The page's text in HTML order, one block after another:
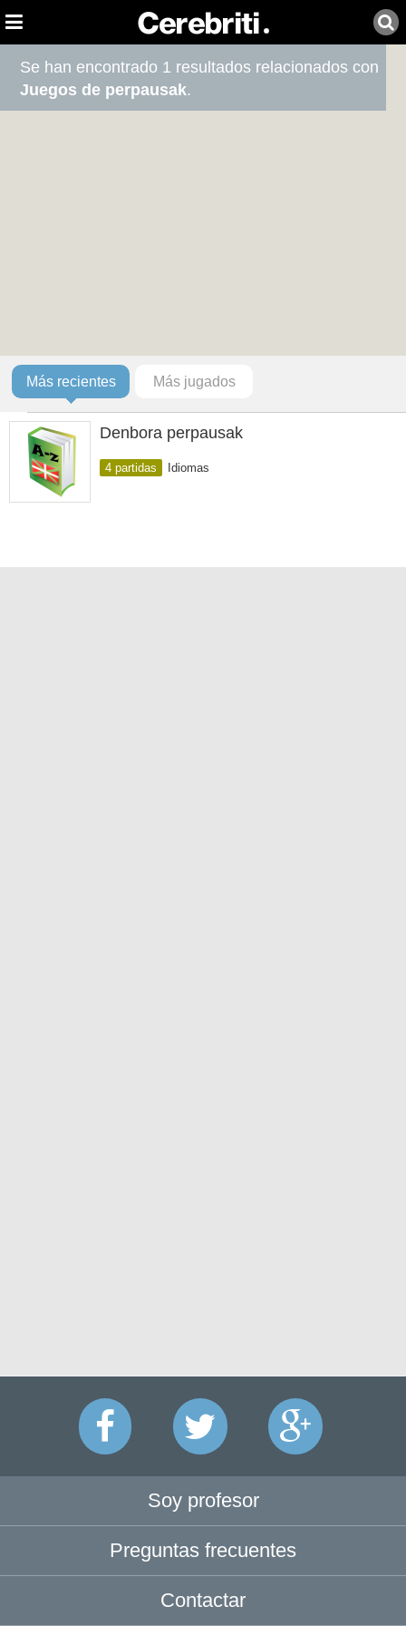
Se han encontrado 1 resultados relacionados con
Juegos de perpausak.
Más recientes Más jugados
Denbora perpausak
4 partidas Idiomas
Soy profesor
Preguntas frecuentes
Contactar